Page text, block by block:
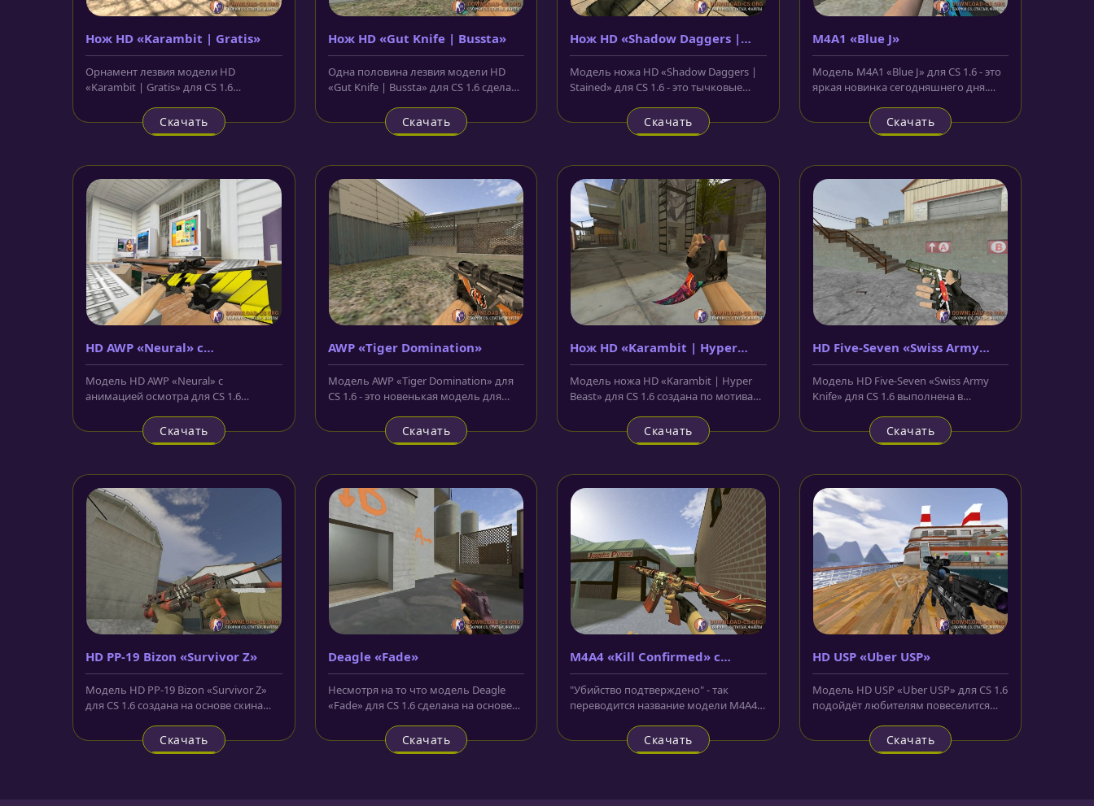
Нож HD «Karambit | Gratis»
Орнамент лезвия модели HD
«Karambit | Gratis» для CS 1.6
ткани...
Скачать
Нож HD «Gut Knife | Bussta»
Одна половина лезвия модели HD
«Gut Knife | Bussta» для CS 1.6 сделана
Скачать
Нож HD «Shadow Daggers |
Stained»
Модель ножа HD «Shadow Daggers |
Stained» для CS 1.6 - это тычковые
Скачать
M4A1 «Blue J»
Модель M4A1 «Blue J» для CS 1.6 - это
яркая новинка сегодняшнего дня.
Скачать
HD AWP «Neural» с
анимацией осмотра
Модель HD AWP «Neural» с
анимацией осмотра для CS 1.6
украшена...
Скачать
AWP «Tiger Domination»
Модель AWP «Tiger Domination» для
CS 1.6 - это новенькая модель для
Скачать
Нож HD «Karambit | Hyper
Beast»
Модель ножа HD «Karambit | Hyper
Beast» для CS 1.6 создана по мотивам
Скачать
HD Five-Seven «Swiss Army
Knife»
Модель HD Five-Seven «Swiss Army
Knife» для CS 1.6 выполнена в
Скачать
HD PP-19 Bizon «Survivor Z»
Модель HD PP-19 Bizon «Survivor Z»
для CS 1.6 создана на основе скина
Скачать
Deagle «Fade»
Несмотря на то что модель Deagle
«Fade» для CS 1.6 сделана на основе
Скачать
M4A4 «Kill Confirmed» с
анимацией осмотра
"Убийство подтверждено" - так
переводится название модели M4A4
Скачать
HD USP «Uber USP»
Модель HD USP «Uber USP» для CS 1.6
подойдёт любителям повеселится
Скачать